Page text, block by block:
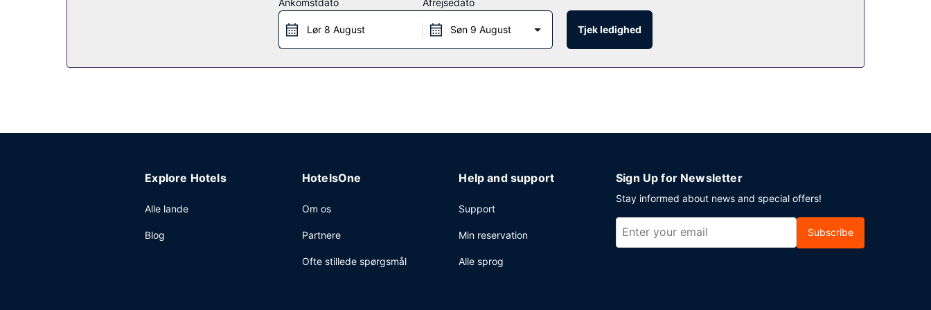
Dette hotel tilbyder roomservice (i et begrænset antal timer) på værelset. Lokale retter tilbydes mod gebyr dagligt fra kl. 07.30 til kl. 10.00.
Ankomstdato
Lør 8 August
Afrejsedato
Søn 9 August Tjek ledighed
Explore Hotels
Alle lande
Blog
HotelsOne
Om os
Partnere
Ofte stillede spørgsmål
Help and support
Support
Min reservation
Alle sprog
Sign Up for Newsletter
Stay informed about news and special offers!
Subscribe